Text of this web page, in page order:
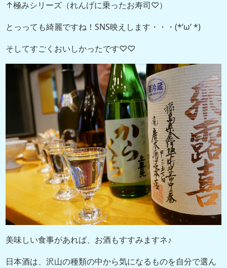
↑極みシリーズ（れんげに乗ったお寿司♡）
とっっても綺麗ですね！SNS映えします・・・(*‘ω‘ *)
そしてすごくおいしかったです♡♡
美味しい食事があれば、お酒もすすみますネ♪
日本酒は、沢山の種類の中から気になるものを自分で選ん